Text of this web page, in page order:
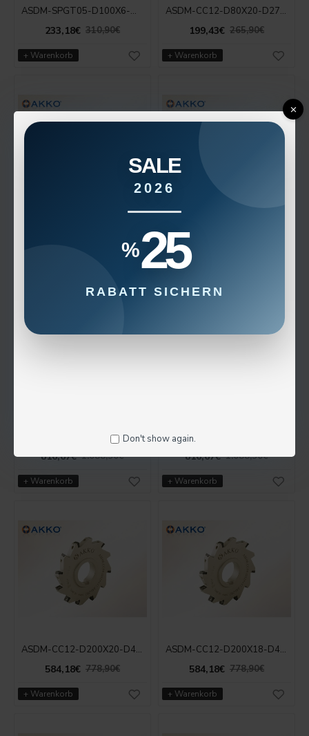
SALE
2026
%25
RABATT SICHERN
Don't show again.
ASDM-SPGT05-D100X6-D32-Z12
233,18€ 310,90€
+ Warenkorb
ASDM-CC12-D80X20-D27-Z06
199,43€ 265,90€
+ Warenkorb
+ Warenkorb
ASDM-CC12-D250X20-D40-Z16
816,67€ 1.088,90€
+ Warenkorb
816,67€ 1.088,90€
+ Warenkorb
ASDM-CC12-D200X20-D40-Z14
584,18€ 778,90€
+ Warenkorb
ASDM-CC12-D200X18-D40-Z14
584,18€ 778,90€
+ Warenkorb